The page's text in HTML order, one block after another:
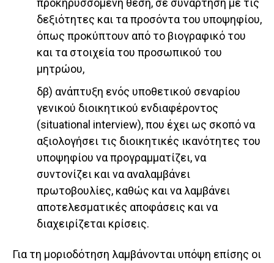
δεξιότητες και τα προσόντα του υποψηφίου,
όπως προκύπτουν από το βιογραφικό του
και τα στοιχεία του προσωπικού του
μητρώου,
δβ) ανάπτυξη ενός υποθετικού σεναρίου
γενικού διοικητικού ενδιαφέροντος
(situational interview), που έχει ως σκοπό να
αξιολογήσει τις διοικητικές ικανότητες του
υποψηφίου να προγραμματίζει, να
συντονίζει και να αναλαμβάνει
πρωτοβουλίες, καθώς και να λαμβάνει
αποτελεσματικές αποφάσεις και να
διαχειρίζεται κρίσεις.
Για τη μοριοδότηση λαμβάνονται υπόψη επίσης οι